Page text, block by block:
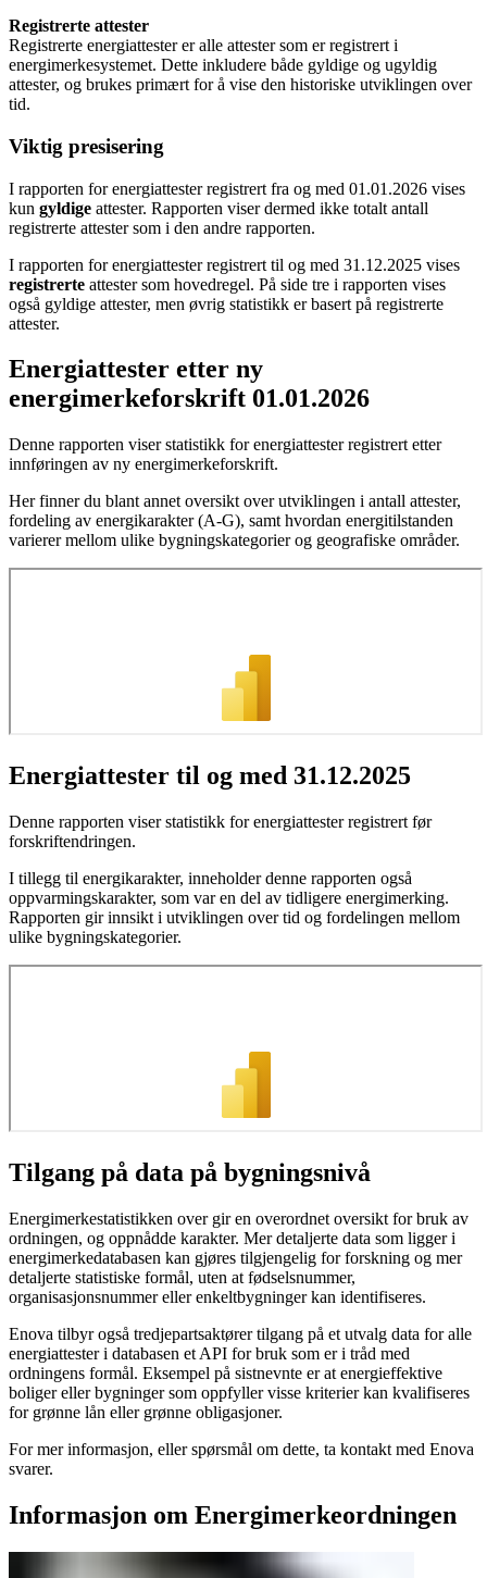
Registrerte attester
Registrerte energiattester er alle attester som er registrert i
energimerkesystemet. Dette inkludere både gyldige og ugyldig
attester, og brukes primært for å vise den historiske utviklingen over
tid.
Viktig presisering
I rapporten for energiattester registrert fra og med 01.01.2026 vises
kun gyldige attester. Rapporten viser dermed ikke totalt antall
registrerte attester som i den andre rapporten.
I rapporten for energiattester registrert til og med 31.12.2025 vises
registrerte attester som hovedregel. På side tre i rapporten vises
også gyldige attester, men øvrig statistikk er basert på registrerte
attester.
Energiattester etter ny
energimerkeforskrift 01.01.2026
Denne rapporten viser statistikk for energiattester registrert etter
innføringen av ny energimerkeforskrift.
Her finner du blant annet oversikt over utviklingen i antall attester,
fordeling av energikarakter (A-G), samt hvordan energitilstanden
varierer mellom ulike bygningskategorier og geografiske områder.
Energiattester til og med 31.12.2025
Denne rapporten viser statistikk for energiattester registrert før
forskriftendringen.
I tillegg til energikarakter, inneholder denne rapporten også
oppvarmingskarakter, som var en del av tidligere energimerking.
Rapporten gir innsikt i utviklingen over tid og fordelingen mellom
ulike bygningskategorier.
Tilgang på data på bygningsnivå
Energimerkestatistikken over gir en overordnet oversikt for bruk av
ordningen, og oppnådde karakter. Mer detaljerte data som ligger i
energimerkedatabasen kan gjøres tilgjengelig for forskning og mer
detaljerte statistiske formål, uten at fødselsnummer,
organisasjonsnummer eller enkeltbygninger kan identifiseres.
Enova tilbyr også tredjepartsaktører tilgang på et utvalg data for alle
energiattester i databasen et API for bruk som er i tråd med
ordningens formål. Eksempel på sistnevnte er at energieffektive
boliger eller bygninger som oppfyller visse kriterier kan kvalifiseres
for grønne lån eller grønne obligasjoner.
For mer informasjon, eller spørsmål om dette, ta kontakt med Enova
svarer.
Informasjon om Energimerkeordningen